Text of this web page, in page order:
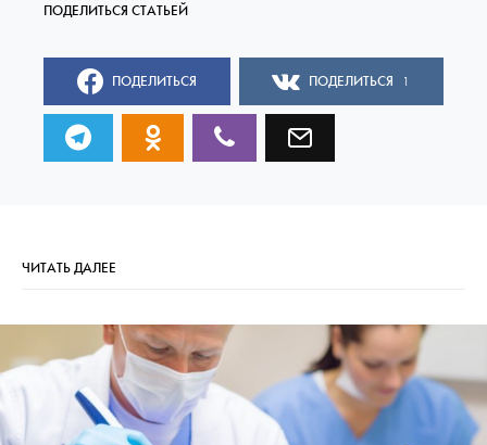
ПОДЕЛИТЬСЯ ПОДЕЛИТЬСЯ 1
ЧИТАТЬ ДАЛЕЕ